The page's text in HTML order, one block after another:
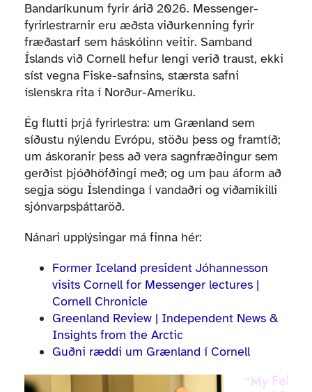
Bandaríkunum fyrir árið 2026. Messenger-
fyrirlestrarnir eru æðsta viðurkenning fyrir
fræðastarf sem háskólinn veitir. Samband
Íslands við Cornell hefur lengi verið traust, ekki
síst vegna Fiske-safnsins, stærsta safni
íslenskra rita í Norður-Ameríku.
Ég flutti þrjá fyrirlestra: um Grænland sem
síðustu nýlendu Evrópu, stöðu þess og framtíð;
um áskoranir þess að vera sagnfræðingur sem
gerðist þjóðhöfðingi með; og um þau áform að
segja sögu Íslendinga í vandaðri og viðamikilli
sjónvarpsþáttaröð.
Nánari upplýsingar má finna hér:
Former Iceland president Jóhannesson
visits Cornell for Messenger lectures |
Cornell Chronicle
Greenland Review | Independent News &
Insights from the Arctic
Guðni ræddi um Grænland í Cornell